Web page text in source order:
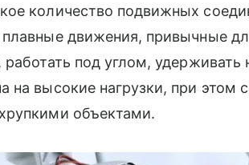
количество подвижных
движения, привычные
работать под углом,
на высокие нагрузки, при этом
объектами.